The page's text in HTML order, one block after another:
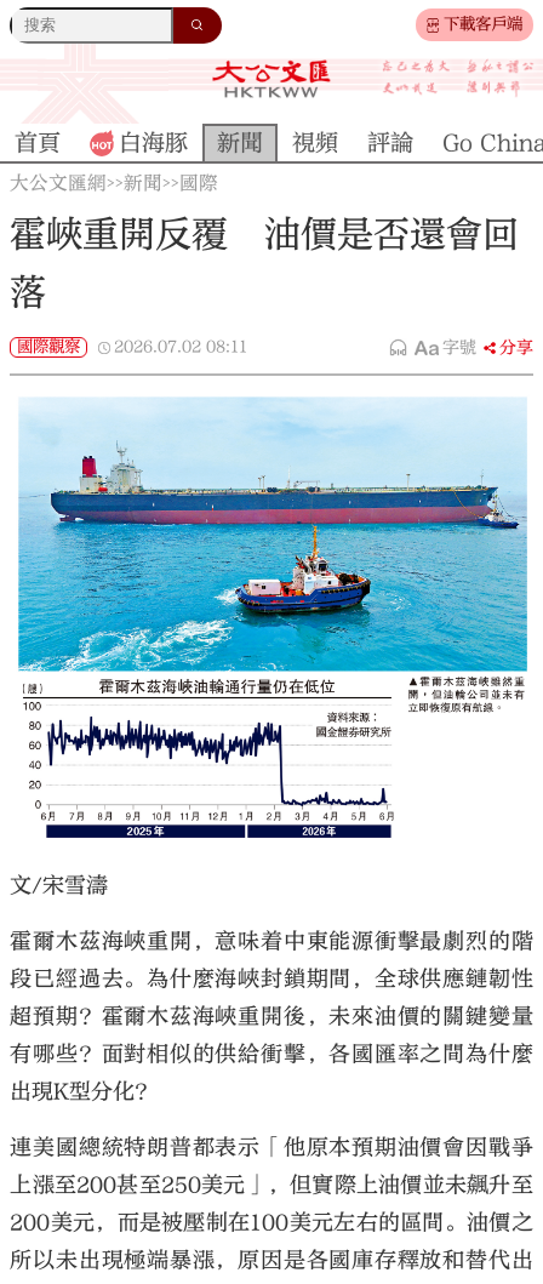
下載客戶端
大公文匯
首頁 白海豚 新聞 視頻 評論 Go
大公文匯網>>新聞>> 國際
霍峽重開反覆 油價是否還會回
落
國際觀察 2026.07.02 08:11 字號 分享
文/宋雪濤
霍爾木茲海峽重開，意味着中東能源衝擊最劇烈的階
段已經過去。為什麼海峽封鎖期間，全球供應鏈韌性
超預期？霍爾木茲海峽重開後，未來油價的關鍵變量
有哪些？面對相似的供給衝擊，各國匯率之間為什麼
出現K型分化？
連美國總統特朗普都表示「他原本預期油價會因戰爭
上漲至200甚至250美元」，但實際上油價並未飆升至
200美元，而是被壓制在100美元左右的區間。油價之
所以未出現極端暴漲，原因是各國庫存釋放和替代出